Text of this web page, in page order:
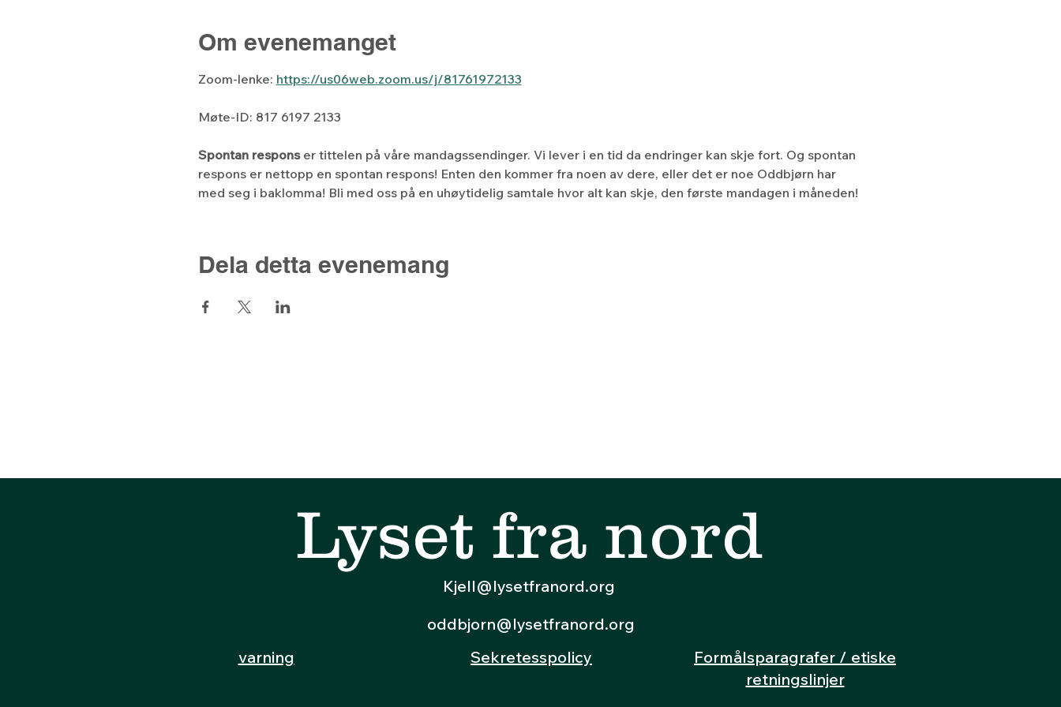
Om evenemanget
Zoom-lenke: https://us06web.zoom.us/j/81761972133
Møte-ID: 817 6197 2133
Spontan respons er tittelen på våre mandagssendinger. Vi lever i en tid da endringer kan skje fort. Og spontan
respons er nettopp en spontan respons! Enten den kommer fra noen av dere, eller det er noe Oddbjørn har
med seg i baklomma! Bli med oss på en uhøytidelig samtale hvor alt kan skje, den første mandagen i måneden!
Dela detta evenemang
Lyset fra nord
Kjell@lysetfranord.org
oddbjorn@lysetfranord.org
varning
Sekretesspolicy
Formålsparagrafer / etiske
retningslinjer